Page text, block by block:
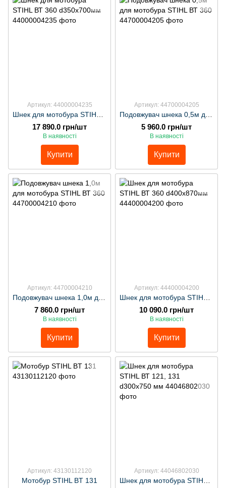
Артикул: 44000004235
17 890.0 грн/шт
В наявності
Купити
Артикул: 44700004205
5 960.0 грн/шт
В наявності
Купити
Артикул: 44700004210
7 860.0 грн/шт
В наявності
Купити
Артикул: 44400004200
10 090.0 грн/шт
В наявності
Купити
Артикул: 43130112120
Мотобур STIHL BT 131
Артикул: 44046802030